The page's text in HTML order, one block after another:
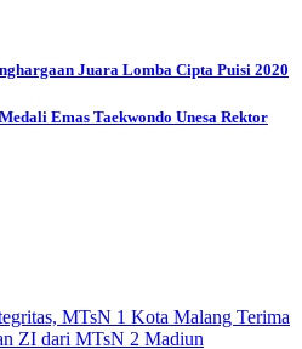
Juara Lomba Cipta Puisi 2020
Emas Taekwondo Unesa Rektor